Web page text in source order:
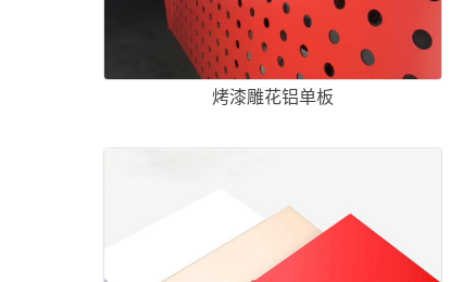
烤漆雕花铝单板